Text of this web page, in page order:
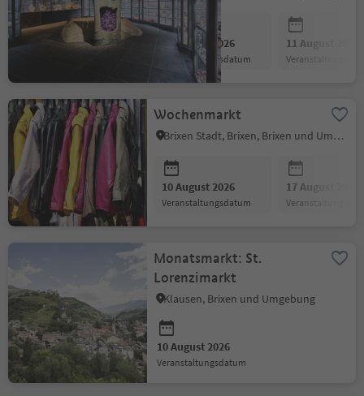
10 August 2026
Veranstaltungsdatum
11 August 2026
Wochenmarkt
Brixen Stadt, Brixen, Brixen und Umgebung
10 August 2026
Veranstaltungsdatum
17 August 2026
Monatsmarkt: St.
Lorenzimarkt
Klausen, Brixen und Umgebung
10 August 2026
Veranstaltungsdatum